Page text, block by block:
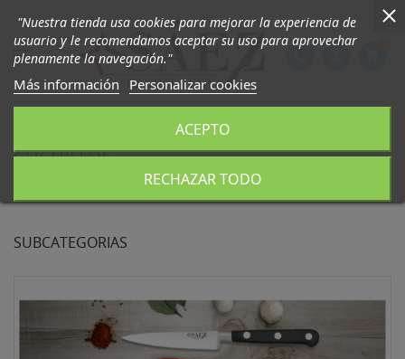

CUCHILLOS
SUBCATEGORIAS
"Nuestra tienda usa cookies para mejorar la experiencia de
usuario y le recomendamos aceptar su uso para aprovechar
plenamente la navegación."
Más información Personalizar cookies
RECHAZAR TODO
ACEPTO